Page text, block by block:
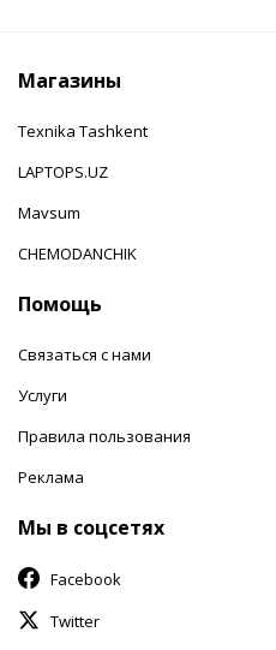
Магазины
Texnika Tashkent
LAPTOPS.UZ
Mavsum
CHEMODANCHIK
Помощь
Связаться с нами
Услуги
Правила пользования
Реклама
Мы в соцсетях
Facebook
Twitter